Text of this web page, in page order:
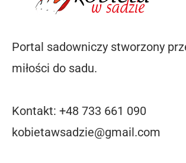
Portal sadowniczy stworzony
miłości do sadu.
Kontakt: +48 733 661 090
kobietawsadzie@gmail.com